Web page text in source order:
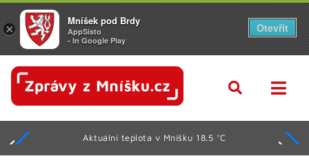
Aktuální teplota v Mníšku 18.5 °C
×
Mníšek pod Brdy
AppSisto
- In Google Play
Otevřít